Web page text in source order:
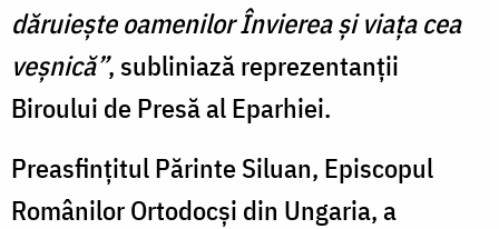
dăruiește oamenilor Învierea și viața cea
veșnică”, subliniază reprezentanţii
Biroului de Presă al Eparhiei.
Preasfințitul Părinte Siluan, Episcopul
Românilor Ortodocși din Ungaria, a